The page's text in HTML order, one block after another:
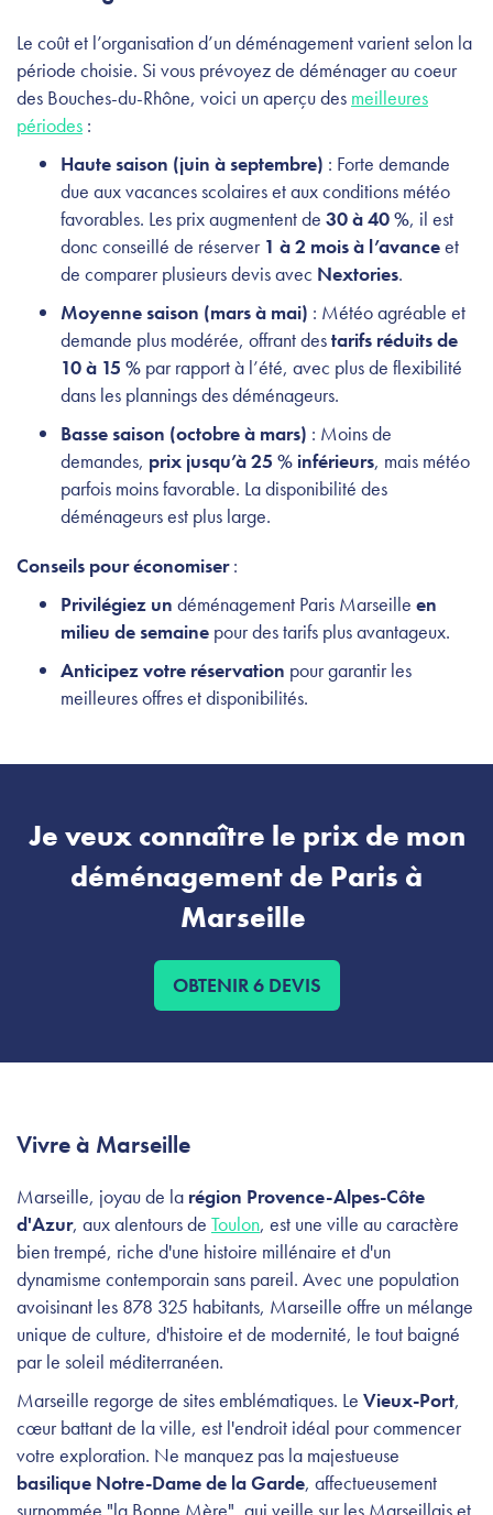
Le coût et l’organisation d’un déménagement varient selon la
période choisie. Si vous prévoyez de déménager au coeur
des Bouches-du-Rhône, voici un aperçu des meilleures
périodes :
Haute saison (juin à septembre) : Forte demande
due aux vacances scolaires et aux conditions météo
favorables. Les prix augmentent de 30 à 40 %, il est
donc conseillé de réserver 1 à 2 mois à l’avanceet
de comparer plusieurs devis avec Nextories.
Moyenne saison (mars à mai) : Météo agréable et
demande plus modérée, offrant destarifs réduits de
10 à 15 % par rapport à l’été, avec plus de flexibilité
dans les plannings des déménageurs.
Basse saison (octobre à mars) : Moins de
demandes, prix jusqu’à 25 % inférieurs, mais météo
parfois moins favorable. La disponibilité des
déménageurs est plus large.
Conseils pour économiser:
Privilégiez un déménagement Paris Marseille en
milieu de semaine pour des tarifs plus avantageux.
Anticipez votre réservation pour garantir les
meilleures offres et disponibilités.
Je veux connaître le prix de mon
déménagement de Paris à
Marseille
OBTENIR 6 DEVIS
Vivre à Marseille
Marseille, joyau de la région Provence-Alpes-Côte
d'Azur, aux alentours de Toulon, est une ville au caractère
bien trempé, riche d'une histoire millénaire et d'un
dynamisme contemporain sans pareil. Avec une population
avoisinant les 878 325 habitants, Marseille offre un mélange
unique de culture, d'histoire et de modernité, le tout baigné
par le soleil méditerranéen.
Marseille regorge de sites emblématiques. Le Vieux-Port,
cœur battant de la ville, est l'endroit idéal pour commencer
votre exploration. Ne manquez pas la majestueuse
basilique Notre-Dame de la Garde, affectueusement